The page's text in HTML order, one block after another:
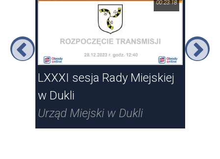
00:23:18
LXXXI sesja Rady Miejskiej
w Dukli
Urząd Miejski w Dukli